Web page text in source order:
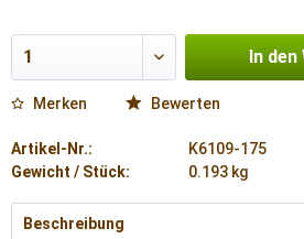
In den
Merken Bewerten
Artikel-Nr.:
K6109-175
Gewicht / Stück:
0.193 kg
Beschreibung